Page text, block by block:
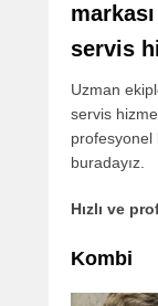
servis
Uzman
servis
profesyonel
buradayız.
Hızlı ve
Kombi